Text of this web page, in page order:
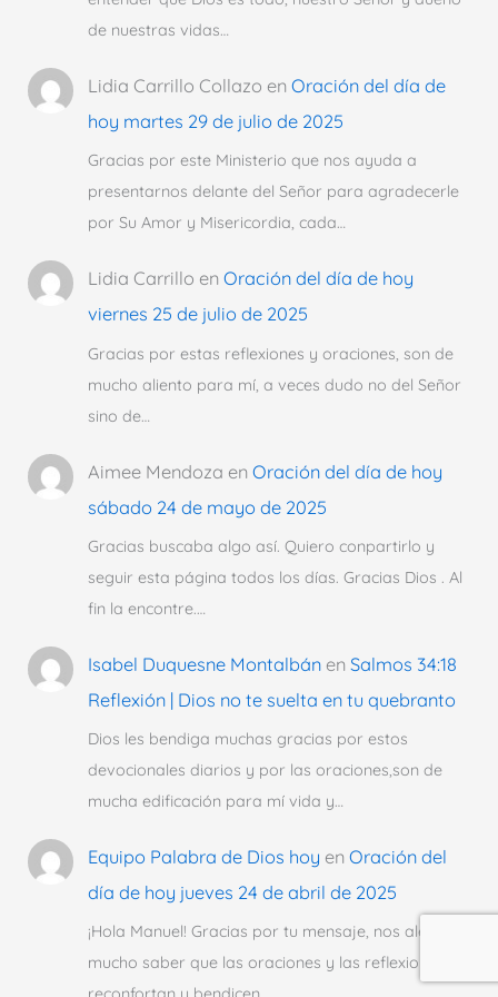
de nuestras vidas…
Lidia Carrillo Collazo en Oración del día de
hoy martes 29 de julio de 2025
Gracias por este Ministerio que nos ayuda a
presentarnos delante del Señor para agradecerle
por Su Amor y Misericordia, cada…
Lidia Carrillo en Oración del día de hoy
viernes 25 de julio de 2025
Gracias por estas reflexiones y oraciones, son de
mucho aliento para mí, a veces dudo no del Señor
sino de…
Aimee Mendoza en Oración del día de hoy
sábado 24 de mayo de 2025
Gracias buscaba algo así. Quiero conpartirlo y
seguir esta página todos los días. Gracias Dios . Al
fin la encontre.…
Isabel Duquesne Montalbánen Salmos 34:18
Reflexión | Dios no te suelta en tu quebranto
Dios les bendiga muchas gracias por estos
devocionales diarios y por las oraciones,son de
mucha edificación para mí vida y…
Equipo Palabra de Dios hoy en Oración del
día de hoy jueves 24 de abril de 2025
¡Hola Manuel! Gracias por tu mensaje, nos alegra
mucho saber que las oraciones y las reflexiones te